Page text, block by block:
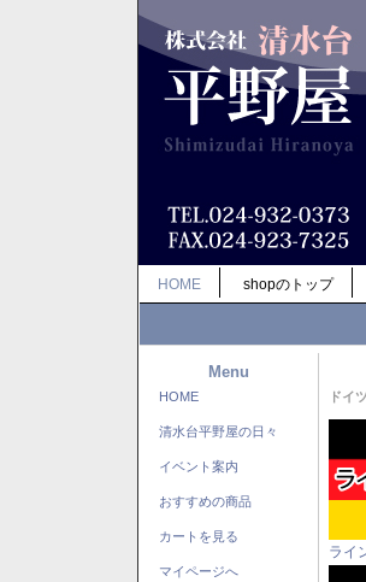
HOME shopのトップ
Menu
HOME
清水台平野屋の日々
イベント案内
おすすめの商品
カートを見る
マイページへ
ドイツ
ライ